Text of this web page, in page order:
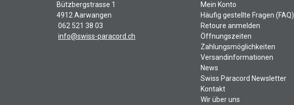
Bützbergstrasse 1
4912 Aarwangen
062 521 38 03
info@swiss-paracord.ch
Mein Konto
Häufig gestellte Fragen (FAQ)
Retoure anmelden
Öffnungszeiten
Zahlungsmöglichkeiten
Versandinformationen
News
Swiss Paracord Newsletter
Kontakt
Wir über uns